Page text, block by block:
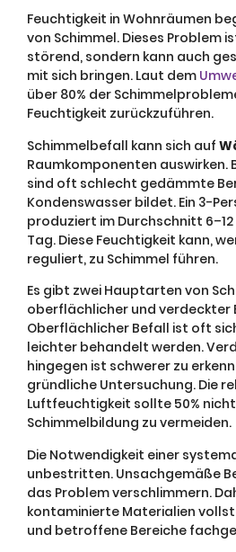
Feuchtigkeit in Wohnräumen
von Schimmel. Dieses Problem
störend, sondern kann auch
mit sich bringen. Laut dem
über 80% der
Feuchtigkeit zurückzuführen.
Schimmelbefall kann sich auf
Raumkomponenten
sind oft schlecht gedämmte
Kondenswasser bildet. Ein 3-
produziert im Durchschnitt
Tag. Diese Feuchtigkeit kann,
reguliert, zu Schimmel führen.
Es gibt zwei Hauptarten von
oberflächlicher und verdeckter
Oberflächlicher Befall ist oft
leichter behandelt werden.
hingegen ist schwerer zu
gründliche Untersuchung. Die
Luftfeuchtigkeit sollte 50%
Schimmelbildung zu vermeiden.
Die Notwendigkeit einer
unbestritten. Unsachgemäße
das Problem verschlimmern.
kontaminierte Materialien
und betroffene Bereiche